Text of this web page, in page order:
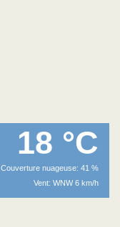
18 °C
Couverture nuageuse: 41 %
Vent: WNW 6 km/h